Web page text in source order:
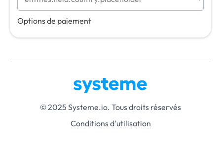
Options de paiement
© 2025 Systeme.io. Tous droits réservés
Conditions d'utilisation